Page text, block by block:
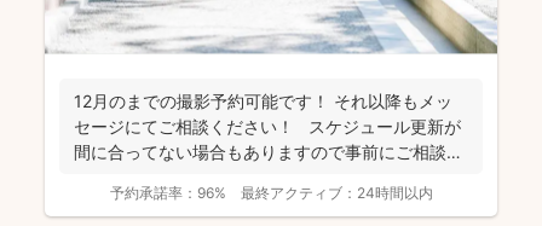
12月のまでの撮影予約可能です！ それ以降もメッ
セージにてご相談ください！ スケジュール更新が
間に合ってない場合もありますので事前にご相談く
予約承諾率： 96% 最終アクティブ： 24時間以内